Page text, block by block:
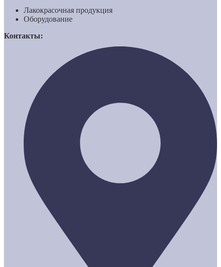
Лакокрасочная продукция
Оборудование
Контакты: